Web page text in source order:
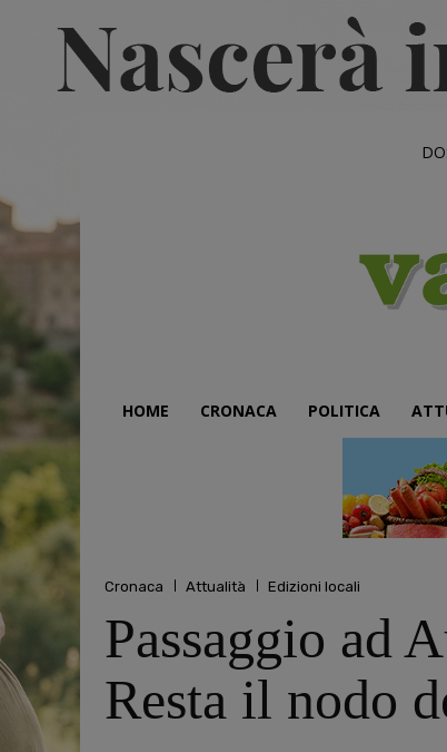
HOME CRONACA POLITICA
Cronaca Attualità Edizioni locali
Passaggio ad
Resta il nodo